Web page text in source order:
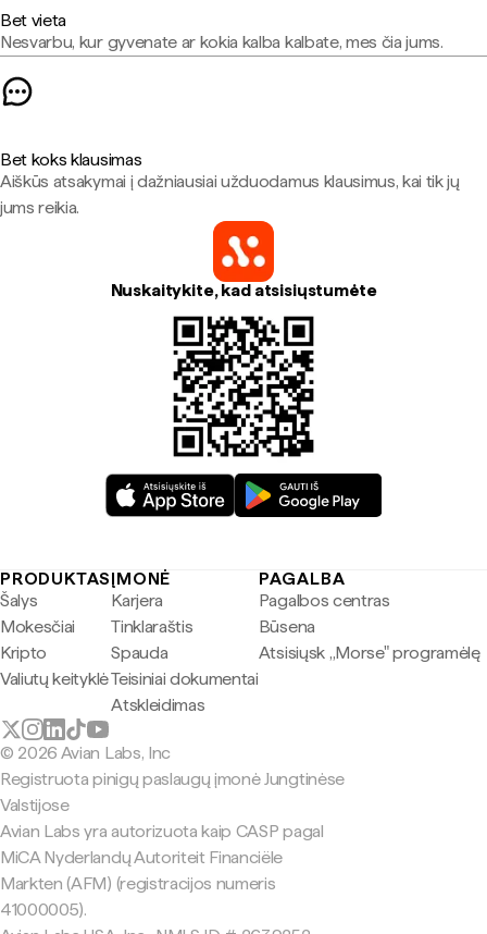
Bet vieta
Nesvarbu, kur gyvenate ar kokia kalba kalbate, mes čia jums.
Bet koks klausimas
Aiškūs atsakymai į dažniausiai užduodamus klausimus, kai tik jų
jums reikia.
Nuskaitykite, kad atsisiųstumėte
PRODUKTAS
Šalys
Mokesčiai
Kripto
Valiutų keityklė
ĮMONĖ
Karjera
Tinklaraštis
Spauda
Teisiniai dokumentai
Atskleidimas
PAGALBA
Pagalbos centras
Būsena
Atsisiųsk „Morse" programėlę
© 2026 Avian Labs, Inc
Registruota pinigų paslaugų įmonė Jungtinėse
Valstijose
Avian Labs yra autorizuota kaip CASP pagal
MiCA Nyderlandų Autoriteit Financiële
Markten (AFM) (registracijos numeris
41000005).